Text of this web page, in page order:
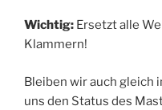
Wichtig: Ersetzt alle
Klammern!
Bleiben wir auch gleich
uns den Status des